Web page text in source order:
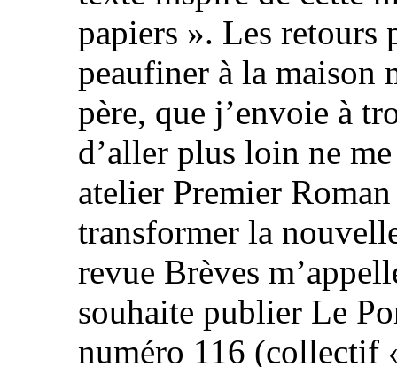
papiers ». Les retours
peaufiner à la maison
père, que j’envoie à
d’aller plus loin ne
atelier Premier
transformer la
revue Brèves
souhaite publier Le
numéro 116 (collectif